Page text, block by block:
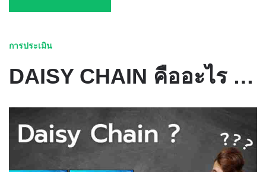
การประเมิน
DAISY CHAIN คืออะไร ต่อพ่วงจอคอมยังไง พร้อมรีวิวทดลองใช้จริง